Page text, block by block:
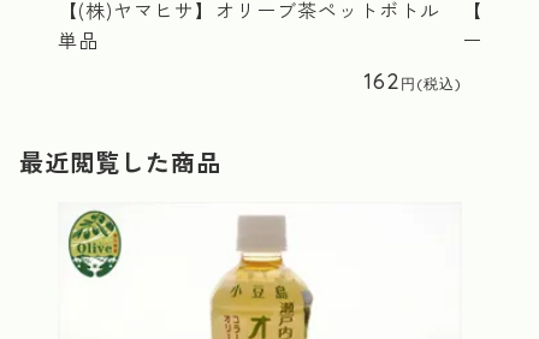
【(株)ヤマヒサ】オリーブ茶ペットボトル
単品
162
【(有)
ー
最近閲覧した商品